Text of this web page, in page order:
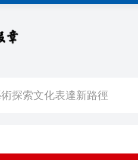
蝕1.5億
彩人生」白內障義診計劃
探索文化表達新路徑
交易監控缺失